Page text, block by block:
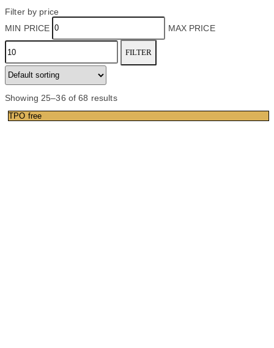
Filter by price
MIN PRICE
MAX PRICE
FILTER
Showing 25–36 of 68 results
TPO free